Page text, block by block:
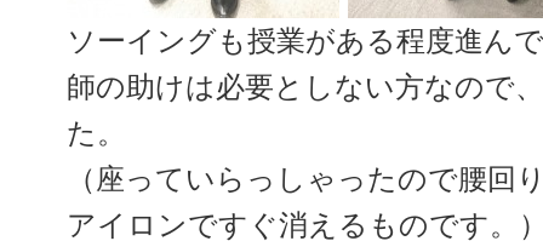
ソーイングも授業がある程度進ん
師の助けは必要としない方なので
た。
（座っていらっしゃったので腰回
アイロンですぐ消えるものです。